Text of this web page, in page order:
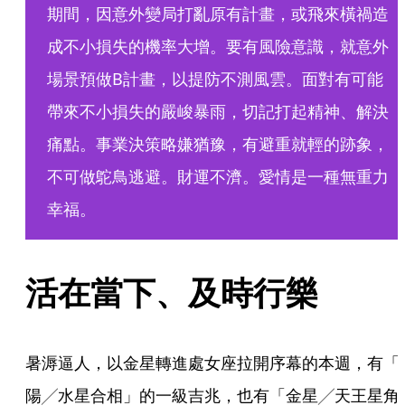
期間，因意外變局打亂原有計畫，或飛來橫禍造
成不小損失的機率大增。要有風險意識，就意外
場景預做B計畫，以提防不測風雲。面對有可能
帶來不小損失的嚴峻暴雨，切記打起精神、解決
痛點。事業決策略嫌猶豫，有避重就輕的跡象，
不可做鴕鳥逃避。財運不濟。愛情是一種無重力
幸福。
活在當下、及時行樂
暑溽逼人，以金星轉進處女座拉開序幕的本週，有「
陽╱水星合相」的一級吉兆，也有「金星╱天王星角